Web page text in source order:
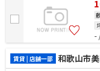
-
賃貸 | 店舗一部 和歌山市